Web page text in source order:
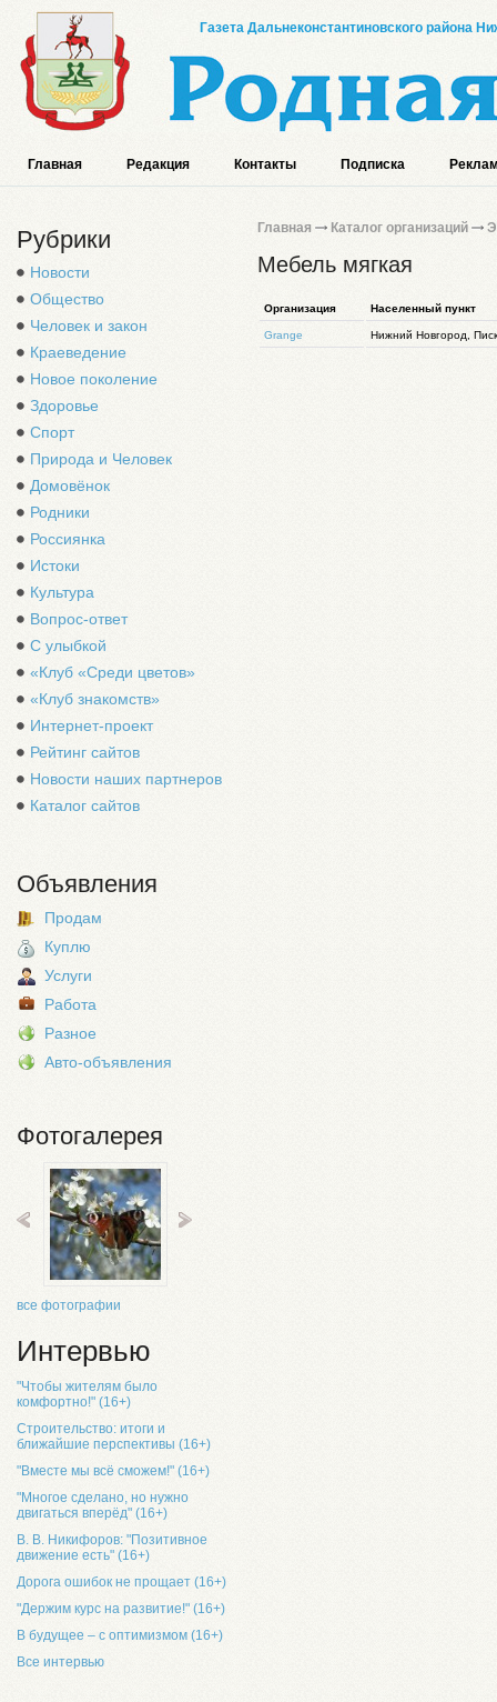
Газета Дальнеконстантиновского района
Главная Редакция Контакты Подписка
Рубрики
Новости
Общество
Человек и закон
Краеведение
Новое поколение
Здоровье
Спорт
Природа и Человек
Домовёнок
Родники
Россиянка
Истоки
Культура
Вопрос-ответ
С улыбкой
«Клуб «Среди цветов»
«Клуб знакомств»
Интернет-проект
Рейтинг сайтов
Новости наших партнеров
Каталог сайтов
Объявления
Продам
Куплю
Услуги
Работа
Разное
Авто-объявления
Фотогалерея
все фотографии
Интервью
"Чтобы жителям было
комфортно!" (16+)
Строительство: итоги и
ближайшие перспективы (16+)
"Вместе мы всё сможем!" (16+)
"Многое сделано, но нужно
двигаться вперёд" (16+)
В. В. Никифоров: "Позитивное
движение есть" (16+)
Дорога ошибок не прощает (16+)
"Держим курс на развитие!" (16+)
В будущее – с оптимизмом (16+)
Все интервью
Главная Каталог организаций
Мебель мягкая
Организация Населенный пункт
Grange Нижний Новгород,